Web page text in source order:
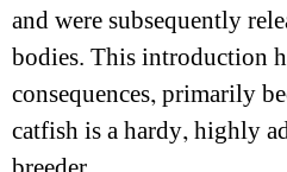
and were subsequently
bodies. This introduction
consequences, primarily
catfish is a hardy, highly